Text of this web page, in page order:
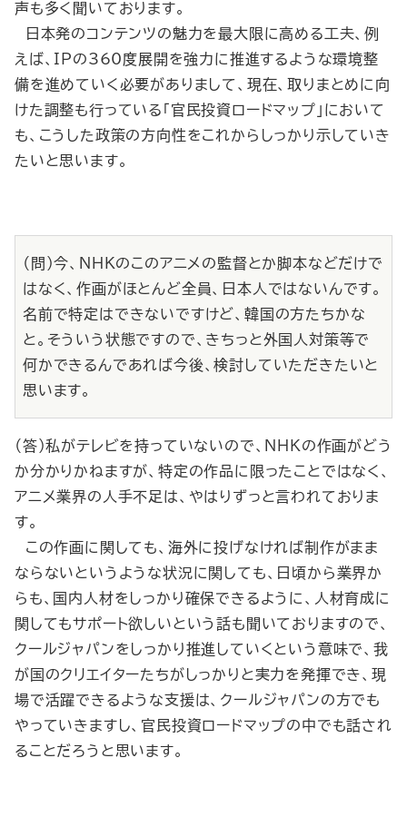
声も多く聞いております。
日本発のコンテンツの魅力を最大限に高める工夫、例
えば、IPの360度展開を強力に推進するような環境整
備を進めていく必要がありまして、現在、取りまとめに向
けた調整も行っている「官民投資ロードマップ」において
も、こうした政策の方向性をこれからしっかり示していき
たいと思います。
（問）今、NHKのこのアニメの監督とか脚本などだけで
はなく、作画がほとんど全員、日本人ではないんです。
名前で特定はできないですけど、韓国の方たちかな
と。そういう状態ですので、きちっと外国人対策等で
何かできるんであれば今後、検討していただきたいと
思います。
（答）私がテレビを持っていないので、NHKの作画がどう
か分かりかねますが、特定の作品に限ったことではなく、
アニメ業界の人手不足は、やはりずっと言われておりま
す。
この作画に関しても、海外に投げなければ制作がまま
ならないというような状況に関しても、日頃から業界か
らも、国内人材をしっかり確保できるように、人材育成に
関してもサポート欲しいという話も聞いておりますので、
クールジャパンをしっかり推進していくという意味で、我
が国のクリエイターたちがしっかりと実力を発揮でき、現
場で活躍できるような支援は、クールジャパンの方でも
やっていきますし、官民投資ロードマップの中でも話され
ることだろうと思います。